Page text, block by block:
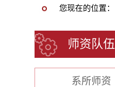
您现在的位置：
师资队伍
系所师资